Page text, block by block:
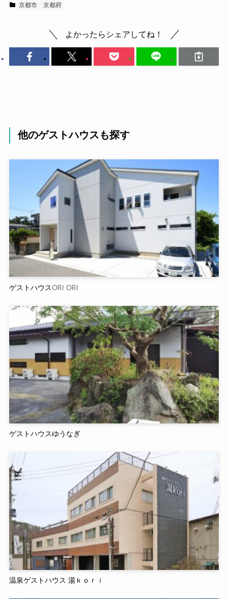
京都市 京都府
よかったらシェアしてね！
他のゲストハウスも探す
ゲストハウスORI ORI
ゲストハウスゆうなぎ
温泉ゲストハウス 湯ｋｏｒｉ